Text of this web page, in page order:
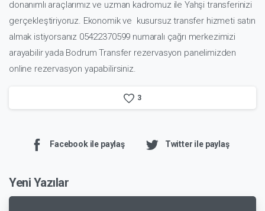
donanımlı araçlarımız ve uzman kadromuz ile Yahşi transferinizi
gerçekleştiriyoruz. Ekonomik ve kusursuz transfer hizmeti satın
almak istiyorsanız 05422370599 numaralı çağrı merkezimizi
arayabilir yada Bodrum Transfer rezervasyon panelimizden
online rezervasyon yapabilirsiniz.
3
Facebook ile paylaş Twitter ile paylaş
Yeni Yazılar